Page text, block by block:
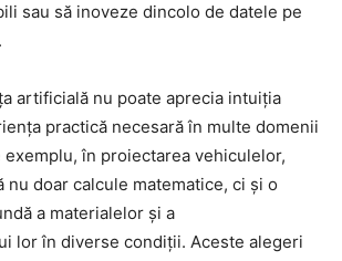
sau să inoveze dincolo de datele pe
artificială nu poate aprecia intuiția
practică necesară în multe domenii
în proiectarea vehiculelor,
doar calcule matematice, ci și o
a materialelor și a
lor în diverse condiții. Aceste alegeri